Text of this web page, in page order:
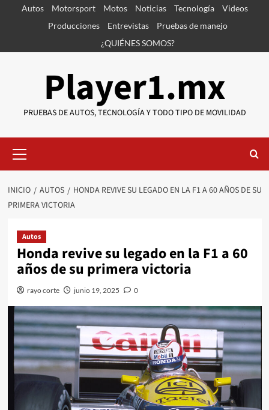
SaltarAutos Motorsport Motos Noticias Tecnología
Videos
Producciones
Entrevistas
Pruebas de manejo
¿QUIÉNES SOMOS?
Player1.mx
PRUEBAS DE AUTOS, TECNOLOGÍA Y TODO TIPO DE MOVILIDAD
primario
INICIO AUTOS
HONDA REVIVE SU LEGADO EN LA F1 A 60 AÑOS DE SU
PRIMERA VICTORIA
Autos
Honda revive su legado en la F1 a 60
años de su primera victoria
rayo corte junio 19, 2025 0